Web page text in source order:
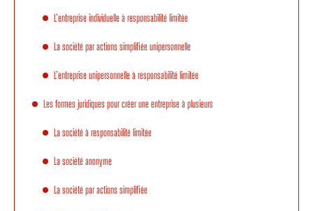
L’entreprise individuelle à responsabilité limitée
La société par actions simplifiée unipersonnelle
L’entreprise unipersonnelle à responsabilité limitée
Les formes juridiques pour créer une entreprise à plusieurs
La société à responsabilité limitée
La société anonyme
La société par actions simplifiée